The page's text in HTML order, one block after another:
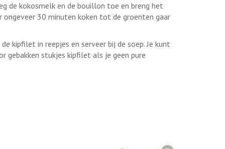
de kokosmelk en de bouillon toe en breng het
ongeveer 30 minuten koken tot de groenten gaar
kipfilet in reepjes en serveer bij de soep. Je kunt
gebakken stukjes kipfilet als je geen pure